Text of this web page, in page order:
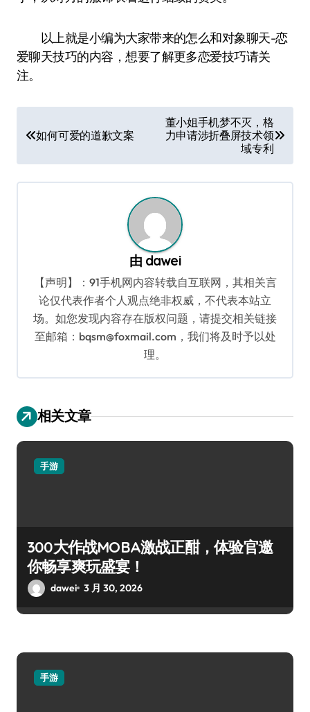
以上就是小编为大家带来的怎么和对象聊天-恋
爱聊天技巧的内容，想要了解更多恋爱技巧请关
注。
章
导
航
如何可爱的道歉文案
董小姐手机梦不灭，格
力申请涉折叠屏技术领
域专利
由 dawei
【声明】：91手机网内容转载自互联网，其相关言
论仅代表作者个人观点绝非权威，不代表本站立
场。如您发现内容存在版权问题，请提交相关链接
至邮箱：bqsm@foxmail.com，我们将及时予以处
理。
相关文章
手游
300大作战MOBA激战正酣，体验官邀
你畅享爽玩盛宴！
dawei 3 月 30, 2026
手游